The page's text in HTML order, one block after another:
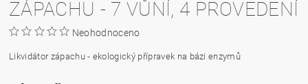
ZÁPACHU - 7 VŮNÍ, 4 PROVEDENÍ
Neohodnoceno
Likvidátor zápachu - ekologický přípravek na bázi enzymů